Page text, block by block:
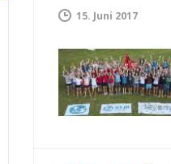
15. Juni 2017